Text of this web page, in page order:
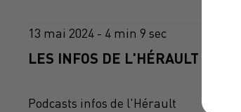
13 mai 2024 - 4 min 9 sec
LES INFOS DE L'HÉRAULT DU
Podcasts infos de l'Hérault